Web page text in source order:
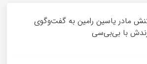
مادر یاسین رامین به گفت‌وگوی
با بی‌بی‌سی